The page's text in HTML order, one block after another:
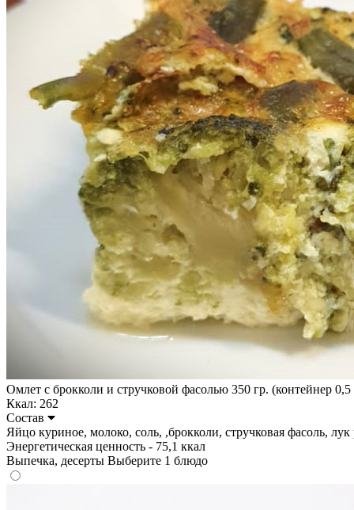
Омлет с брокколи и стручковой фасолью 350 гр. (контейнер 0,5
Ккал: 262
Состав
Яйцо куриное, молоко, соль, ,брокколи, стручковая фасоль,
Энергетическая ценность - 75,1 ккал
Выпечка, десерты Выберите 1 блюдо